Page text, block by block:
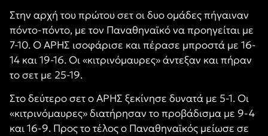
Στην αρχή του πρώτου σετ οι δυο ομάδες πήγαιναν
πόντο-πόντο, με τον Παναθηναϊκό να προηγείται με
7-10. Ο ΑΡΗΣ ισοφάρισε και πέρασε μπροστά με 16-
14 και 19-16. Οι «κιτρινόμαυρες» άντεξαν και πήραν
το σετ με 25-19.
Στο δεύτερο σετ ο ΑΡΗΣ ξεκίνησε δυνατά με 5-1. Οι
«κιτρινόμαυρες» διατήρησαν το προβάδισμα με 9-4
και 16-9. Προς το τέλος ο Παναθηναϊκός μείωσε σε